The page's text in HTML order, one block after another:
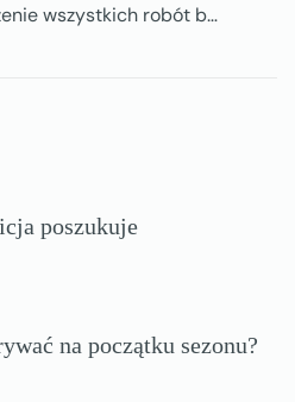
wszystkich robót b…
poszukuje
na początku sezonu?